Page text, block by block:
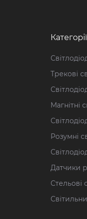
Категорії
Трекові
Магнітні
Розумні
Датчики
Стельові